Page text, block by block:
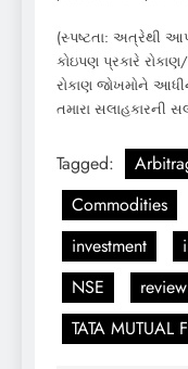
(સ્પષ્ટતા: અત્રેથી
કોઇપણ પ્રકારે
રોકાણ જોખમોને
તમારા સલાહકારની
Tagged:
Commodities
investment
NSE
review
TATA MUTUAL